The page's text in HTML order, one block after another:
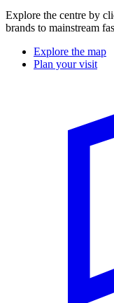
Explore the centre by
brands to mainstream
Explore the map
Plan your visit